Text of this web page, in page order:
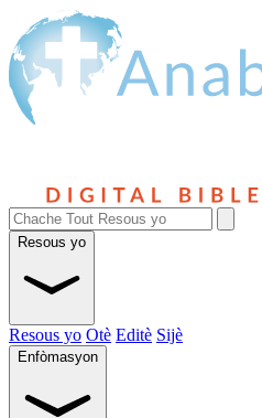
Resous yo
Resous yo Otè Editè Sijè
Enfòmasyon